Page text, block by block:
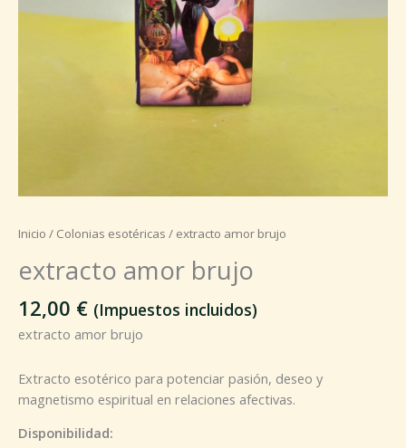
Inicio / Colonias esotéricas / extracto amor brujo
extracto amor brujo
12,00 € (Impuestos incluidos)
extracto amor brujo
Extracto esotérico para potenciar pasión, deseo y
magnetismo espiritual en relaciones afectivas.
Disponibilidad: